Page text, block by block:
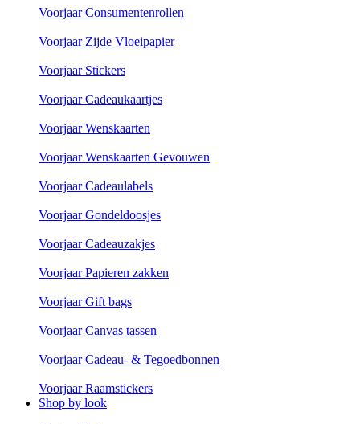
Voorjaar Consumentenrollen
Voorjaar Zijde Vloeipapier
Voorjaar Stickers
Voorjaar Cadeaukaartjes
Voorjaar Wenskaarten
Voorjaar Wenskaarten Gevouwen
Voorjaar Cadeaulabels
Voorjaar Gondeldoosjes
Voorjaar Cadeauzakjes
Voorjaar Papieren zakken
Voorjaar Gift bags
Voorjaar Canvas tassen
Voorjaar Cadeau- & Tegoedbonnen
Voorjaar Raamstickers
Shop by look